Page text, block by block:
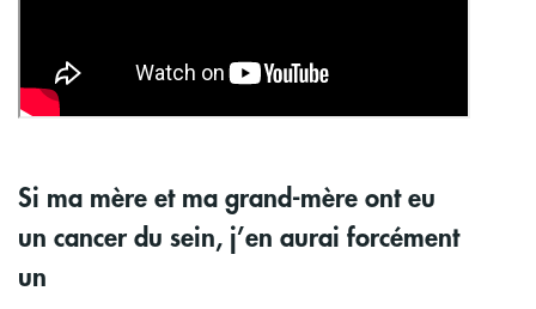
Si ma mère et ma grand-mère ont eu
un cancer du sein, j’en aurai forcément
un